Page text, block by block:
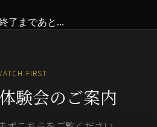
了まであと...
FIRST
験会のご案内